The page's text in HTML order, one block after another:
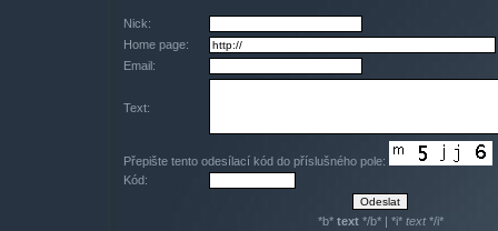
Nick:
Home page:
Email:
Text:
Přepište tento odesílací kód do příslušného pole:
Kód:
*b* text*/b* | *i* text*/i*